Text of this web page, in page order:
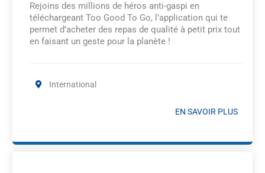
Rejoins des millions de héros anti-gaspi en
téléchargeant Too Good To Go, l’application qui te
permet d’acheter des repas de qualité à petit prix tout
en faisant un geste pour la planète !
International
EN SAVOIR PLUS